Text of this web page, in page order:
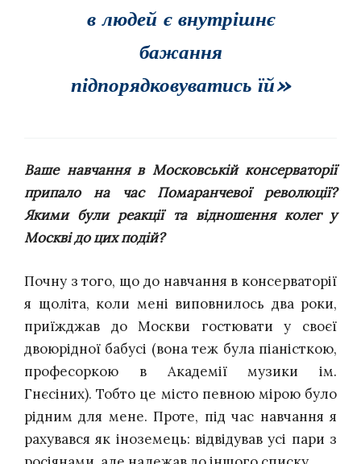
в людей є внутрішнє
бажання
підпорядковуватись їй»
Ваше навчання в Московській консерваторії
припало на час Помаранчевої революції?
Якими були реакції та відношення колег у
Москві до цих подій?
Почну з того, що до навчання в консерваторії
я щоліта, коли мені виповнилось два роки,
приїжджав до Москви гостювати у своєї
двоюрідної бабусі (вона теж була піаністкою,
професоркою в Академії музики ім.
Гнєсіних). Тобто це містопевною міроюбуло
рідним для мене. Проте, під час навчання я
рахувавсяяк іноземець: відвідував усі пари з